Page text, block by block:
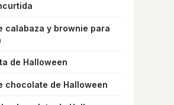
calabaza y brownie para
de Halloween
chocolate de Halloween